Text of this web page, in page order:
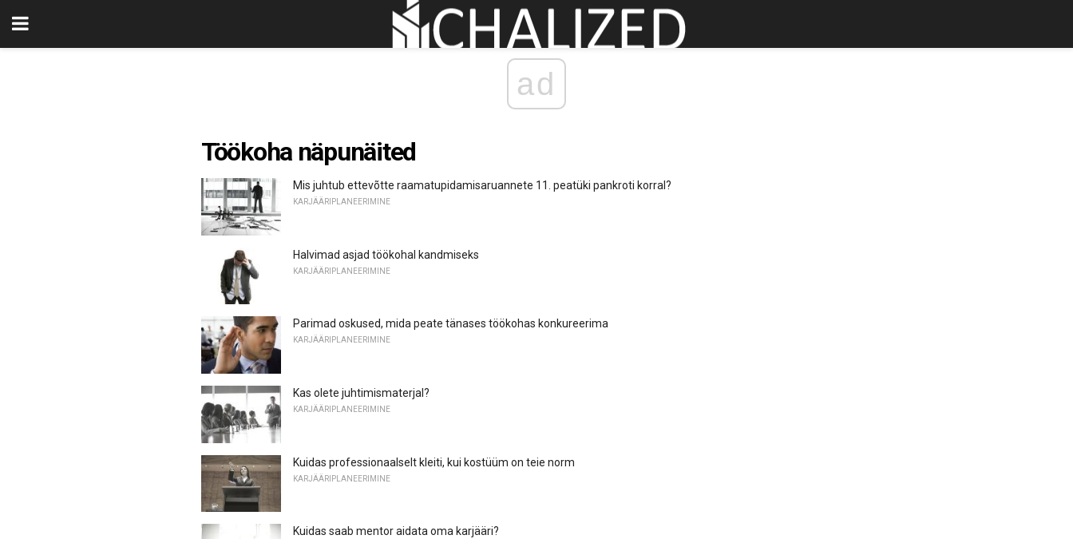
ad
Töökoha näpunäited
Mis juhtub ettevõtte raamatupidamisaruannete 11. peatüki pankroti korral?
KARJÄÄRIPLANEERIMINE
Halvimad asjad töökohal kandmiseks
KARJÄÄRIPLANEERIMINE
Parimad oskused, mida peate tänases töökohas konkureerima
KARJÄÄRIPLANEERIMINE
Kas olete juhtimismaterjal?
KARJÄÄRIPLANEERIMINE
Kuidas professionaalselt kleiti, kui kostüüm on teie norm
KARJÄÄRIPLANEERIMINE
Kuidas saab mentor aidata oma karjääri?